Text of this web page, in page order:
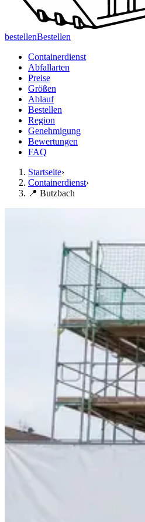
bestellenBestellen
Containerdienst
Abfallarten
Preise
Größen
Ablauf
Bestellen
Region
Genehmigung
Bewertungen
FAQ
Startseite›
Containerdienst›
📍 Butzbach